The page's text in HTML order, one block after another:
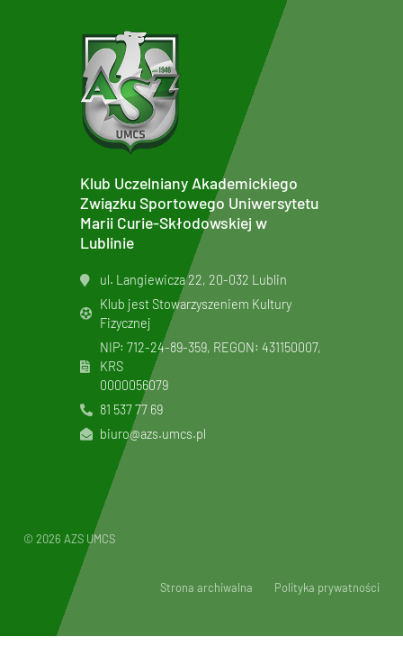
Klub Uczelniany Akademickiego
Związku Sportowego Uniwersytetu
Marii Curie-Skłodowskiej w
Lublinie
ul. Langiewicza 22, 20-032 Lublin
Klub jest Stowarzyszeniem Kultury
Fizycznej
NIP: 712-24-89-359, REGON: 431150007,
KRS
0000056079
81 537 77 69
biuro@azs.umcs.pl
© 2026 AZS UMCS
Strona archiwalna Polityka prywatności